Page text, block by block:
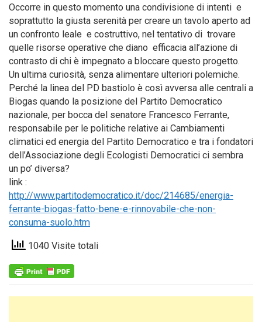
Occorre in questo momento una condivisione di intenti e
soprattutto la giusta serenità per creare un tavolo aperto ad
un confronto leale e costruttivo, nel tentativo di trovare
quelle risorse operative che diano efficacia all’azione di
contrasto di chi è impegnato a bloccare questo progetto.
Un ultima curiosità, senza alimentare ulteriori polemiche.
Perché la linea del PD bastiolo è così avversa alle centrali a
Biogas quando la posizione del Partito Democratico
nazionale, per bocca del senatore Francesco Ferrante,
responsabile per le politiche relative ai Cambiamenti
climatici ed energia del Partito Democratico e tra i fondatori
dell’Associazione degli Ecologisti Democratici ci sembra
un po’ diversa?
link :
http://www.partitodemocratico.it/doc/214685/energia-
ferrante-biogas-fatto-bene-e-rinnovabile-che-non-
consuma-suolo.htm
1040 Visite totali